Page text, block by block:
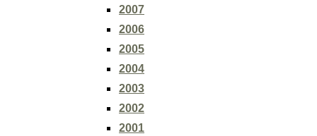
2007
2006
2005
2004
2003
2002
2001